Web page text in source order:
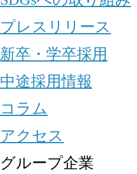
プレスリリース
新卒・学卒採用
中途採用情報
コラム
アクセス
グループ企業